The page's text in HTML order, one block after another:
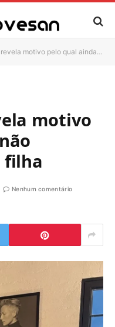
pelo qual ainda não mostrou foto da filha
motivo
filha
Nenhum comentário